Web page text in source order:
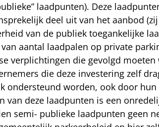
laadpunten). Deze
deel uit van het aanbod
van de publiek toegankelijke
aantal laadpalen op private
verplichtingen die gevolgd moeten
die deze investering zelf
ondersteund worden, ook door
van deze laadpunten is een
semi- publieke laadpunten geen